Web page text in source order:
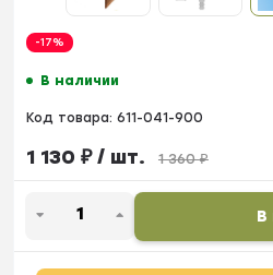
-17%
В наличии
Код товара: 611-041-900
1 130 ₽/ шт. 1 360₽
В